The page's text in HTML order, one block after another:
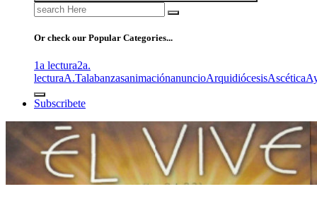
Search
for:
Or check our Popular Categories...
1a lectura2a.
lecturaA.TalabanzasanimaciónanuncioArquidiócesisAscética
Subscribete